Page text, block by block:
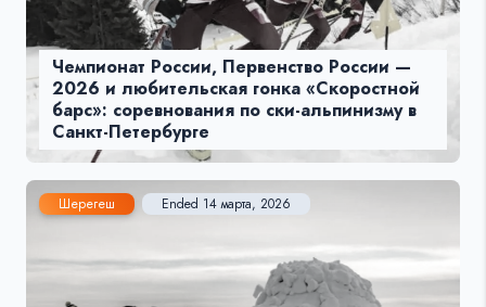
Чемпионат России, Первенство России —
2026 и любительская гонка «Скоростной
барс»: соревнования по ски-альпинизму в
Санкт-Петербурге
Шерегеш Ended 14 марта, 2026